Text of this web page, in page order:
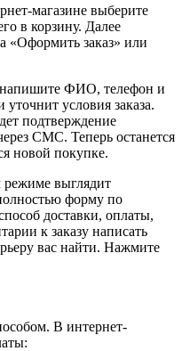
магазине выберите
в корзину. Далее
«Оформить заказ» или
напишите ФИО, телефон и
условия заказа.
подтверждение
СМС. Теперь останется
новой покупке.
режиме выглядит
форму по
доставки, оплаты,
к заказу написать
вас найти. Нажмите
В интернет-